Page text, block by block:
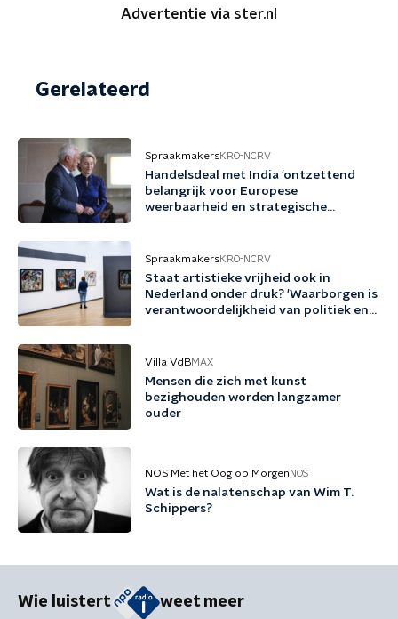
Advertentie via ster.nl
Gerelateerd
SpraakmakersKRO-NCRV
Handelsdeal met India 'ontzettend
belangrijk voor Europese
weerbaarheid en strategische
SpraakmakersKRO-NCRV
Staat artistieke vrijheid ook in
Nederland onder druk? 'Waarborgen is
verantwoordelijkheid van politiek en
Villa VdBMAX
Mensen die zich met kunst
bezighouden worden langzamer
ouder
NOS Met het Oog op Morgen NOS
Wat is de nalatenschap van Wim T.
Schippers?
Wie luistert weet meer